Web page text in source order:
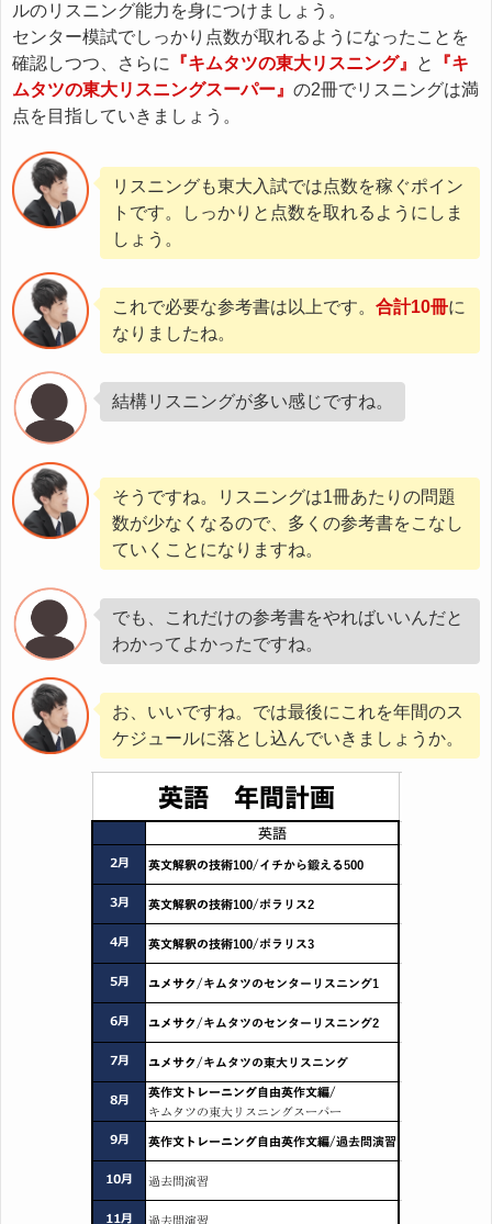
ルのリスニング能力を身につけましょう。
センター模試でしっかり点数が取れるようになったことを
確認しつつ、さらに 『キムタツの東大リスニング』 と
『キ
ムタツの東大リスニングスーパー』 の2冊でリスニングは満
点を目指していきましょう。
リスニングも東大入試では点数を稼ぐポイン
トです。しっかりと点数を取れるようにしま
しょう。
これで必要な参考書は以上です。 合計10冊に
なりましたね。
結構リスニングが多い感じですね。
そうですね。リスニングは1冊あたりの問題
数が少なくなるので、多くの参考書をこなし
ていくことになりますね。
でも、これだけの参考書をやればいいんだと
わかってよかったですね。
お、いいですね。では最後にこれを年間のス
ケジュールに落とし込んでいきましょうか。